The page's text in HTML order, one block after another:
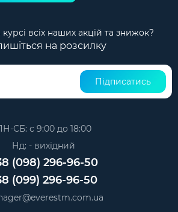
всіх наших акцій та знижок?
на розсилку
Підписатись
СБ: с 9:00 до 18:00
Нд: - вихідний
(098) 296-96-50
(099) 296-96-50